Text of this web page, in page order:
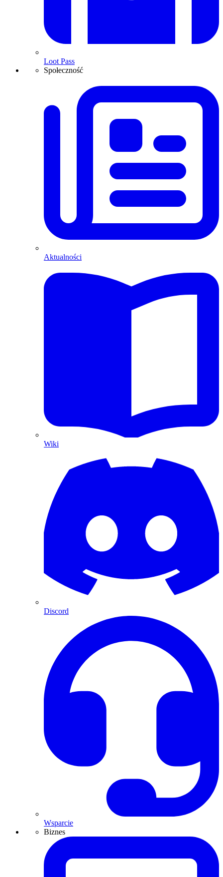
Loot Pass
Społeczność
Aktualności
Wiki
Discord
Wsparcie
Biznes